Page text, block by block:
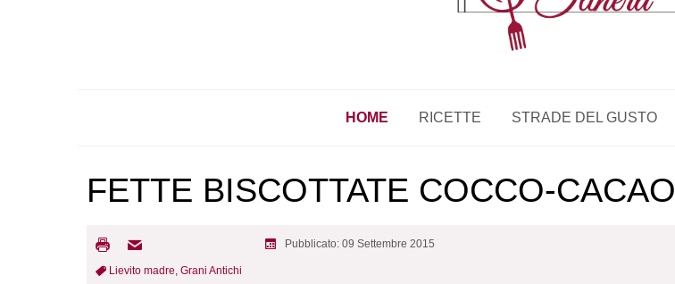
HOME RICETTE STRADE DEL GUSTO
FETTE BISCOTTATE COCCO-CACAO
Pubblicato: 09 Settembre 2015
Lievito madre, Grani Antichi